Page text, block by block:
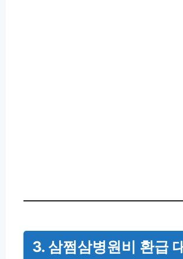
3. 삼쩜삼병원비 환급